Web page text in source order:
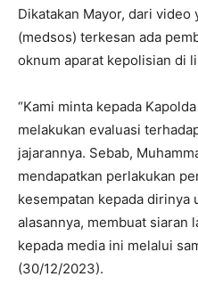
Dikatakan Mayor, dari
(medsos) terkesan ada
oknum aparat kepolisian di
“Kami minta kepada
melakukan evaluasi
jajarannya. Sebab,
mendapatkan perlakukan
kesempatan kepada dirinya
alasannya, membuat siaran
kepada media ini melalui
(30/12/2023).